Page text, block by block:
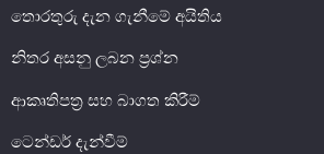
සාර්ව විචක්ෂණ අවේක්ෂණය
තිරසාර මූල්‍ය
නිරාකරණය
තැන්පතු රක්ෂණ
තොරතුරු දැන ගැනීමේ අයිතිය
නිතර අසනු ලබන ප්‍රශ්න
ආකෘතිපත්‍ර සහ බාගත කිරීම්
ටෙන්ඩර් දැන්වීම්